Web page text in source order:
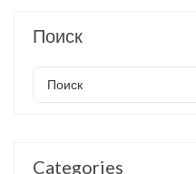
Поиск
Categories